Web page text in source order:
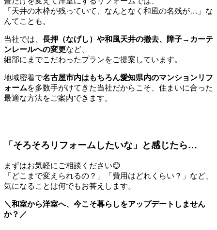
「天井の木枠が残っていて、なんとなく和風の名残が…」な
んてことも。
当社では、 長押（なげし）や和風天井の撤去、障子→カーテ
ンレールへの変更など、
細部にまでこだわったプランをご提案しています。
地域密着で名古屋市内はもちろん愛知県内のマンションリフ
ォームを多数手がけてきた当社だからこそ、住まいに合った
最適な方法をご案内できます。
「そろそろリフォームしたいな」と感じたら…
まずはお気軽にご相談ください😊
「どこまで変えられるの？」「費用はどれくらい？」など、
気になることは何でもお答えします。
＼和室から洋室へ、今こそ暮らしをアップデートしません
か？／